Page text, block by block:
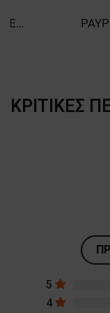
PAYPER RUNNER FLUO ORANGE T-shirt
ΚΡΙΤΙΚΈΣ
5
4